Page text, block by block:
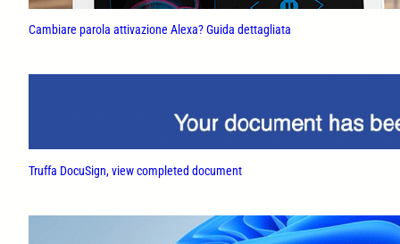
Cambiare parola attivazione Alexa? Guida dettagliata
Truffa DocuSign, view completed document